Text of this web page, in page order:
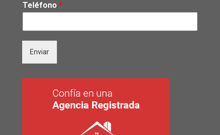
Teléfono *
Enviar